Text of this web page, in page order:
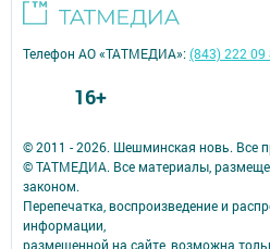
© 2011 - 2026. Шешминская новь. Все
© ТАТМЕДИА. Все материалы,
законом.
Перепечатка, воспроизведение и
информации,
размещенной на сайте, возможна
Телефон АО «ТАТМЕДИА»:(843) 222 09
16+